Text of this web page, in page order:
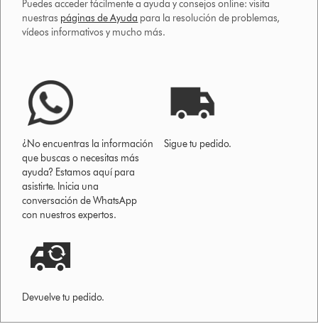
Puedes acceder fácilmente a ayuda y consejos online: visita
nuestras páginas de Ayuda para la resolución de problemas,
vídeos informativos y mucho más.
¿No encuentras la información
que buscas o necesitas más
ayuda? Estamos aquí para
asistirte. Inicia una
conversación de WhatsApp
con nuestros expertos.
Sigue tu pedido.
Devuelve tu pedido.